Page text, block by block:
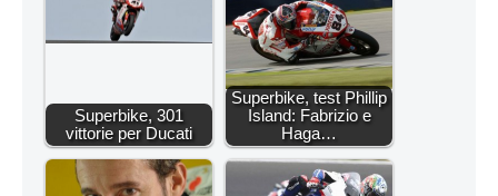
Superbike, 301
vittorie per Ducati
Superbike, test Phillip
Island: Fabrizio e
Haga…